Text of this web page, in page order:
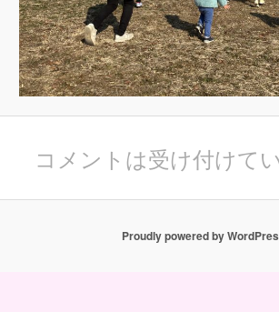
コメントは受け付けて
Proudly powered by